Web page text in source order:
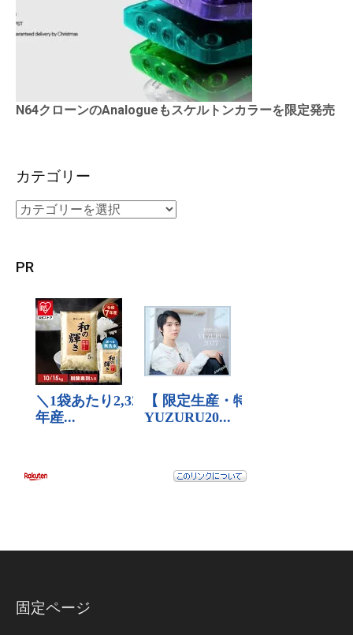
N64クローンのAnalogueもスケルトンカラーを限定発売
カテゴリー
PR
固定ページ